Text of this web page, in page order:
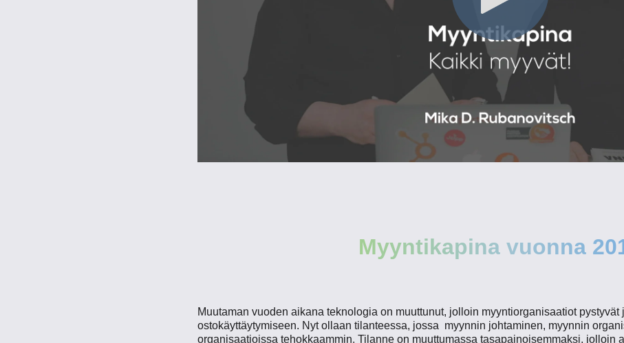
Myyntikapina vuonna
Muutaman vuoden aikana teknologia on muuttunut, jolloin myyntiorganisaatiot
ostokäyttäytymiseen. Nyt ollaan tilanteessa, jossa myynnin johtaminen, myynnin
organisaatioissa tehokkaammin. Tilanne on muuttumassa tasapainoisemmaksi, jolloin